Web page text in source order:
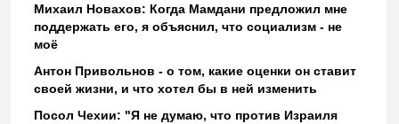
Михаил Новахов: Когда Мамдани предложил мне
поддержать его, я объяснил, что социализм - не
моё
Антон Привольнов - о том, какие оценки он ставит
своей жизни, и что хотел бы в ней изменить
Посол Чехии: "Я не думаю, что против Израиля